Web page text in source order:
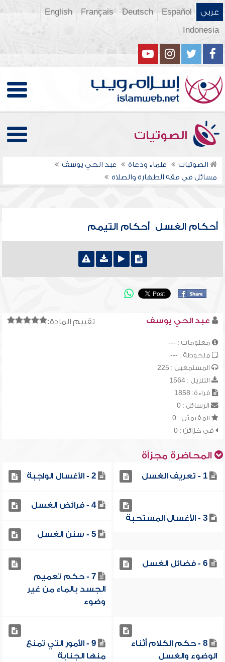
عربي Español
Deutsch
Français
English
Indonesia
الصوتيات
الصوتيات علماء ودعاة
عبد الحي يوسف
مسائل في فقه الطهارة والصلاة
أحكام الغسل_أحكام التيمم
تقييم المادة: عبد الحي يوسف
معلومات : ---
ملحوظة : ---
المستمعين : 225
التنزيل : 1564
قراءة: 1858
الرسائل : 0
المقيميّن : 0
في خزائن : 0
المحاضرة مجزأة
1 - تعريف الغسل 2 - الأغسال الواجبة
3 - الأغسال المستحبة
4 - فرائض الغسل
5 - سنن الغسل
6 - فضائل الغسل
7 - حكم تعميم
الجسد بالماء من غير
وضوء
8 - حكم الكلام أثناء
الوضوء والغسل
9 - الأمور التي تمنع
منها الجنابة